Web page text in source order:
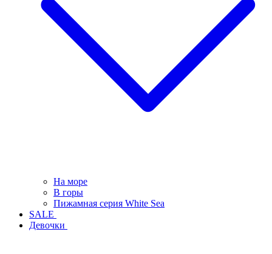
На море
В горы
Пижамная серия White Sea
SALE
Девочки